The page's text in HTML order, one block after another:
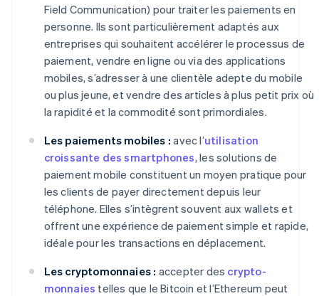
Field Communication) pour traiter les paiements en
personne. Ils sont particulièrement adaptés aux
entreprises qui souhaitent accélérer le processus de
paiement, vendre en ligne ou via des applications
mobiles, s’adresser à une clientèle adepte du mobile
ou plus jeune, et vendre des articles à plus petit prix où
la rapidité et la commodité sont primordiales.
Les paiements mobiles : avec l’utilisation
croissante des smartphones, les solutions de
paiement mobile constituent un moyen pratique pour
les clients de payer directement depuis leur
téléphone. Elles s’intègrent souvent aux wallets et
offrent une expérience de paiement simple et rapide,
idéale pour les transactions en déplacement.
Les cryptomonnaies : accepter des crypto-
monnaies telles que le Bitcoin et l’Ethereum peut